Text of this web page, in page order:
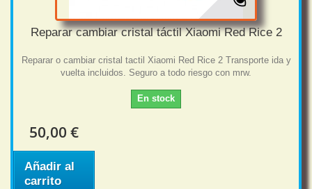
Reparar cambiar cristal táctil Xiaomi Red Rice 2
Reparar o cambiar cristal tactil Xiaomi Red Rice 2 Transporte ida y
vuelta incluidos. Seguro a todo riesgo con mrw.
En stock
50,00 €
Añadir al
carrito